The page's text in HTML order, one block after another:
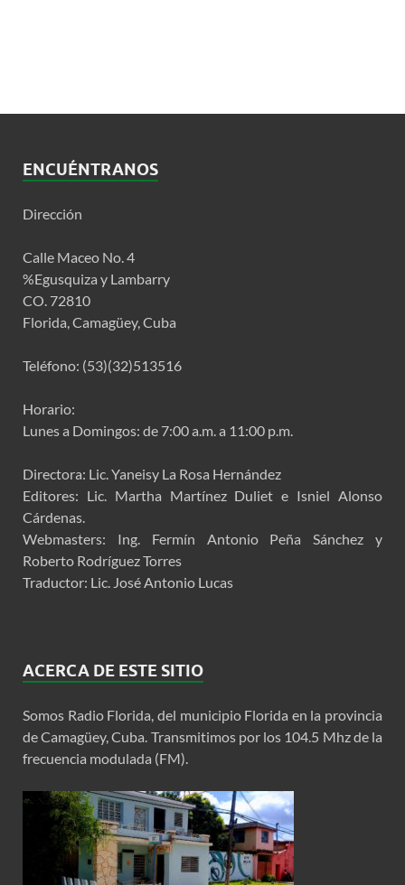
ENCUÉNTRANOS
Dirección
Calle Maceo No. 4
%Egusquiza y Lambarry
CO. 72810
Florida, Camagüey, Cuba
Teléfono: (53)(32)513516
Horario:
Lunes a Domingos: de 7:00 a.m. a 11:00 p.m.
Directora: Lic. Yaneisy La Rosa Hernández
Editores: Lic. Martha Martínez Duliet e Isniel Alonso
Cárdenas.
Webmasters: Ing. Fermín Antonio Peña Sánchez y
Roberto Rodríguez Torres
Traductor: Lic. José Antonio Lucas
ACERCA DE ESTE SITIO
Somos Radio Florida, del municipio Florida en la provincia
de Camagüey, Cuba. Transmitimos por los 104.5 Mhz de la
frecuencia modulada (FM).